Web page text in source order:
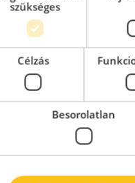
szükséges
Célzás
Besorolatlan